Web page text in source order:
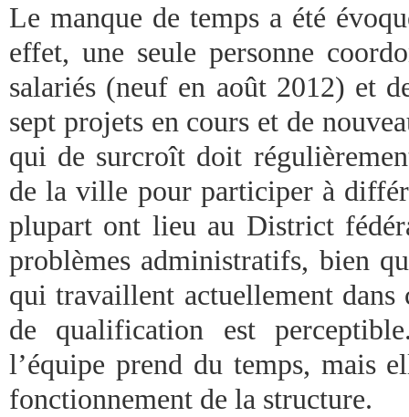
Le manque de temps a été
effet, une seule personne
salariés (neuf en août 2012) et
sept projets en cours et de
qui de surcroît doit
de la ville pour participer à
plupart ont lieu au District
problèmes administratifs, bien
qui travaillent actuellement dans
de qualification est
l’équipe prend du temps, mais
fonctionnement de la structure.